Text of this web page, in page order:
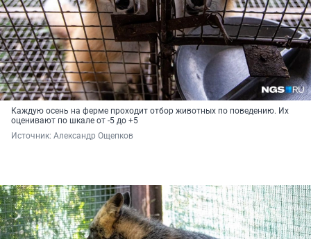
Каждую осень на ферме проходит отбор животных по поведению. Их
оценивают по шкале от -5 до +5
Источник: Александр Ощепков